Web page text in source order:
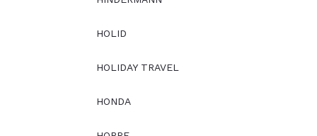
HOLID
HOLIDAY TRAVEL
HONDA